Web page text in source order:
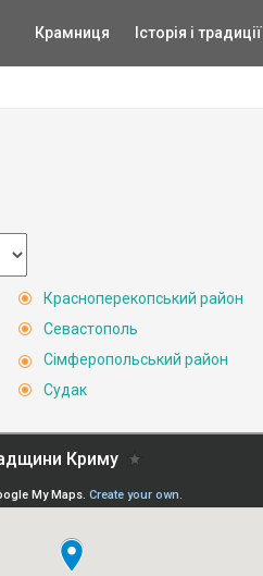
Крамниця Історія і традиції
Красноперекопський район
Севастополь
Сімферопольський район
Судак